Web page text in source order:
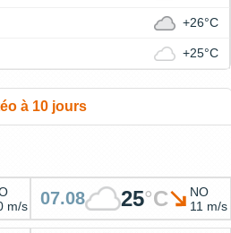
+26°C
+25°C
à 10 jours
m/s
07.08 25°C
NO
11 m/s